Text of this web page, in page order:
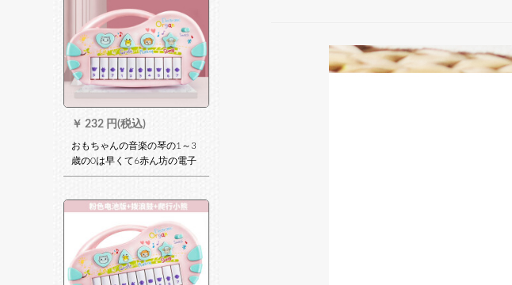
￥ 232 円(税込)
おもちゃんの音楽の琴の1～3
歳の0は早くて6赤ん坊の電子
の琴の赤ちゃんを教えます。9
の電池版を教えます。